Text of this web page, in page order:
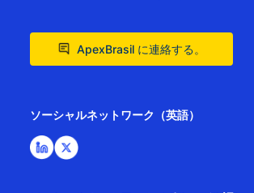
ApexBrasil に連絡する。
ソーシャルネットワーク（英語）